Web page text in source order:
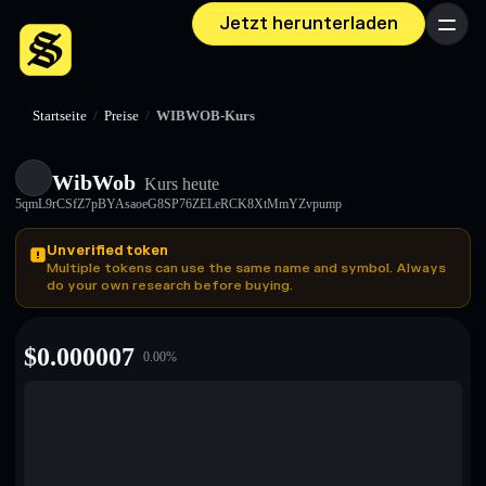
Jetzt herunterladen Menü
Startseite / Preise / WIBWOB-Kurs
WibWob Kurs heute
5qmL9rCSfZ7pBYAsaoeG8SP76ZELeRCK8XtMmYZvpump
Unverified token
Multiple tokens can use the same name and symbol. Always
do your own research before buying.
$0.000007 0.00%